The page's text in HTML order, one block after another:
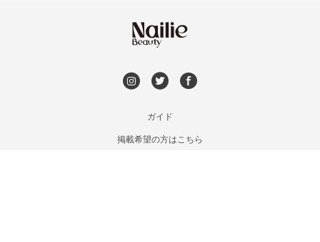
ガイド
掲載希望の方はこちら